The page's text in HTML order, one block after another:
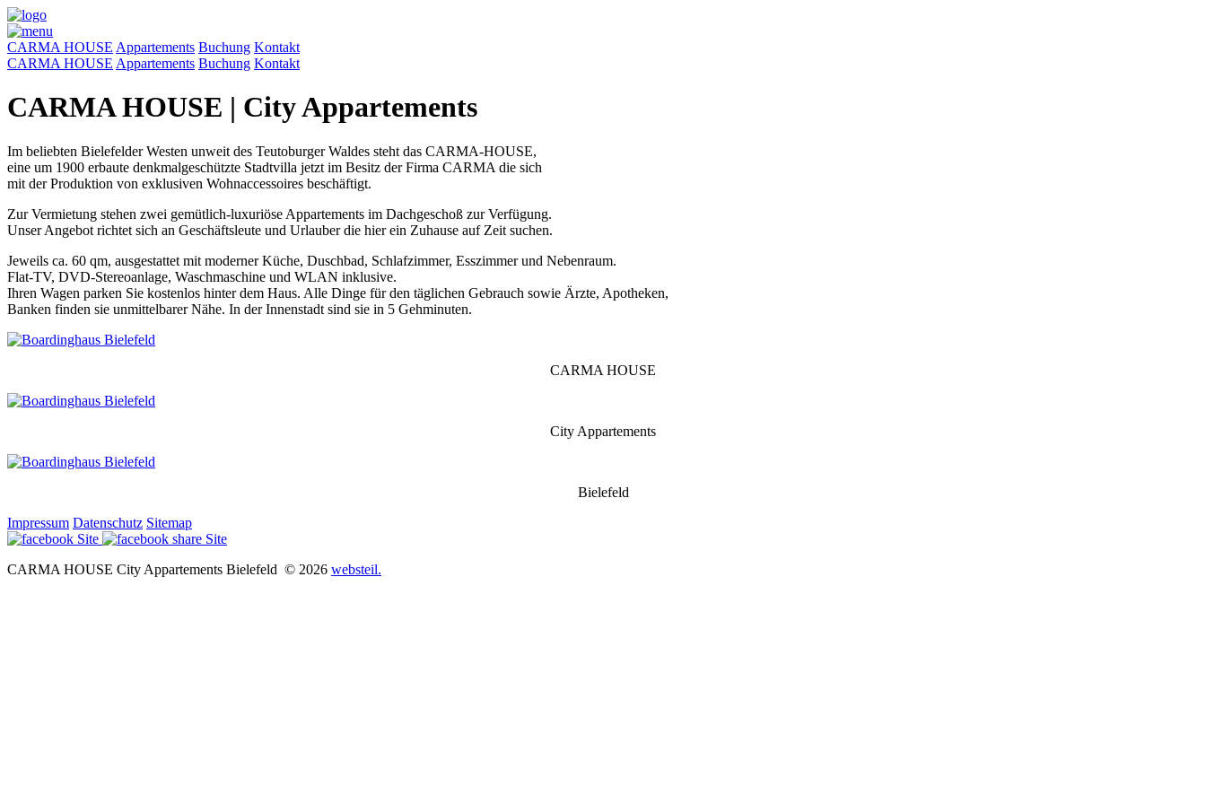
CARMA HOUSE Appartements Buchung Kontakt
CARMA HOUSE Appartements Buchung Kontakt
CARMA HOUSE | City Appartements
Im beliebten Bielefelder Westen unweit des Teutoburger Waldes steht das CARMA-HOUSE,
eine um 1900 erbaute denkmalgeschützte Stadtvilla jetzt im Besitz der Firma CARMA die sich
mit der Produktion von exklusiven Wohnaccessoires beschäftigt.
Zur Vermietung stehen zwei gemütlich-luxuriöse Appartements im Dachgeschoß zur Verfügung.
Unser Angebot richtet sich an Geschäftsleute und Urlauber die hier ein Zuhause auf Zeit suchen.
Jeweils ca. 60 qm, ausgestattet mit moderner Küche, Duschbad, Schlafzimmer, Esszimmer und Nebenraum.
Flat-TV, DVD-Stereoanlage, Waschmaschine und WLAN inklusive.
Ihren Wagen parken Sie kostenlos hinter dem Haus. Alle Dinge für den täglichen Gebrauch sowie Ärzte, Apotheken,
Banken finden sie unmittelbarer Nähe. In der Innenstadt sind sie in 5 Gehminuten.
CARMA HOUSE
City Appartements
Bielefeld
Impressum Datenschutz Sitemap
CARMA HOUSE City Appartements Bielefeld © 2026 websteil.